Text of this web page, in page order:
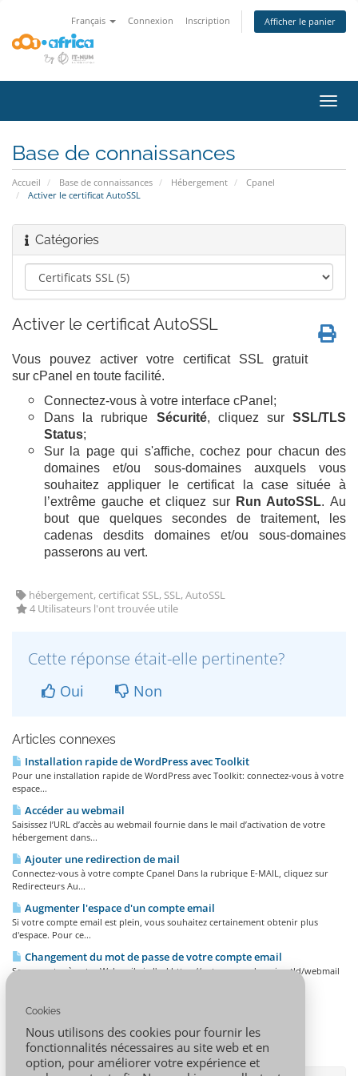
Français Connexion Inscription Afficher le panier
la
Base de connaissances
Accueil Base de connaissances Hébergement
Cpanel
Activer le certificat AutoSSL
Catégories
Activer le certificat AutoSSL
Vous pouvez activer votre certificat SSL gratuit
sur cPanel en toute facilité.
Connectez-vous à votre interface cPanel;
Dans la rubrique Sécurité, cliquez sur SSL/TLS
Status;
Sur la page qui s'affiche, cochez pour chacun des
domaines et/ou sous-domaines auxquels vous
souhaitez appliquer le certificat la case située à
l’extrême gauche et cliquez sur Run AutoSSL.Au
bout que quelques secondes de traitement, les
cadenas desdits domaines et/ou sous-domaines
passerons au vert.
hébergement, certificat SSL, SSL, AutoSSL
4 Utilisateurs l'ont trouvée utile
Cette réponse était-elle pertinente?
Oui Non
Articles connexes
Installation rapide de WordPress avec Toolkit
Pour une installation rapide de WordPress avec Toolkit: connectez-vous à votre
espace...
Accéder au webmail
Saisissez l’URL d’accès au webmail fournie dans le mail d’activation de votre
hébergement dans...
Ajouter une redirection de mail
Connectez-vous à votre compte Cpanel Dans la rubrique E-MAIL, cliquez sur
Redirecteurs Au...
Augmenter l'espace d'un compte email
Si votre compte email est plein, vous souhaitez certainement obtenir plus
d'espace. Pour ce...
Changement du mot de passe de votre compte email
Se connecter à votre Webmail via l'url https://votre_nom_domaine.tld/webmail
Cookies
Nous utilisons des cookies pour fournir les
fonctionnalités nécessaires au site web et en
option, pour améliorer votre expérience et